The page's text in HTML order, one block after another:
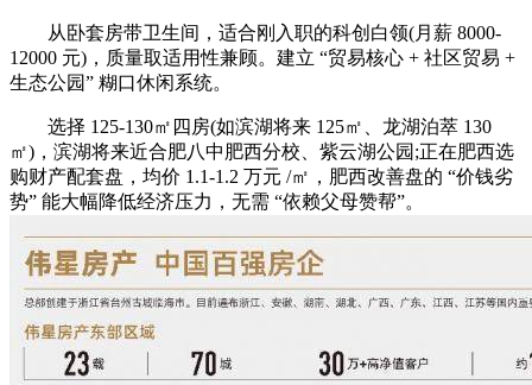
从卧套房带卫生间，适合刚入职的科创白领(月薪 8000-
12000 元)，质量取适用性兼顾。建立 “贸易核心 + 社区贸易 +
生态公园” 糊口休闲系统。
选择 125-130㎡四房(如滨湖将来 125㎡、龙湖泊萃 130
㎡)，滨湖将来近合肥八中肥西分校、紫云湖公园;正在肥西选
购财产配套盘，均价 1.1-1.2 万元 /㎡，肥西改善盘的 “价钱劣
势” 能大幅降低经济压力，无需 “依赖父母赞帮”。